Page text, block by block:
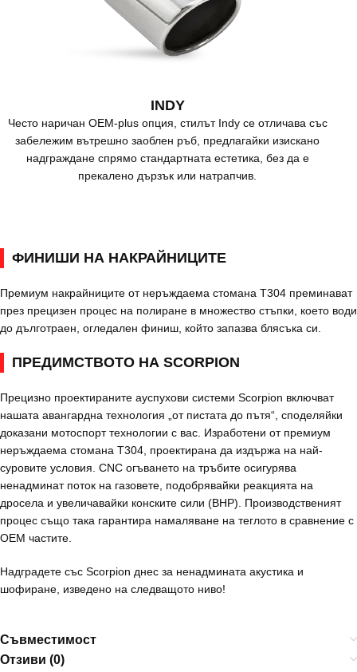
INDY
Често наричан OEM-plus опция, стилът Indy се отличава със
забележим вътрешно заоблен ръб, предлагайки изискано
надграждане спрямо стандартната естетика, без да е
прекалено дързък или натрапчив.
ФИНИШИ НА НАКРАЙНИЦИТЕ
Премиум накрайниците от неръждаема стомана T304 преминават
през прецизен процес на полиране в множество стъпки, което води
до дълготраен, огледален финиш, който запазва блясъка си.
ПРЕДИМСТВОТО НА SCORPION
Прецизно проектираните ауспухови системи Scorpion включват
нашата авангардна технология „от пистата до пътя“, споделяйки
доказани мотоспорт технологии с вас. Изработени от премиум
неръждаема стомана T304, проектирана да издържа на най-
суровите условия. CNC огъването на тръбите осигурява
ненадминат поток на газовете, подобрявайки реакцията на
дросела и увеличавайки конските сили (BHP). Производственият
процес също така гарантира намаляване на теглото в сравнение с
OEM частите.
Надградете със Scorpion днес за ненадмината акустика и
шофиране, изведено на следващото ниво!
Съвместимост
Отзиви (0)